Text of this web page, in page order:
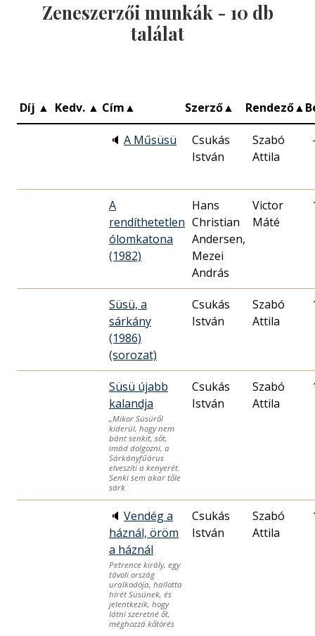
Zeneszerzői munkák - 10 db
találat
Díj ▲ Kedv. ▲ Cím▲ Szerző▲ Rendező▲
🔈 A Műsüsü
Csukás
István
Szabó
Attila
A
rendíthetetlen
ólomkatona
(1982)
Hans
Christian
Andersen,
Mezei
András
Victor
Máté
Süsü, a
sárkány
(1986)
(sorozat)
Csukás
István
Szabó
Attila
Süsü újabb
kalandja
„Mikor Süsüről
kiderül, hogy nem
bánt senkit, sőt,
imád dolgozni, a
Sárkányfűárus
elveszíti a kenyerét.
Senki sem akar tőle
sárk
Csukás
István
Szabó
Attila
🔈 Vendég a
háznál, öröm
a háznál
Petrence király, egy
távoli ország
uralkodója, hallotta
hírét Süsünek, és
jelentkezik, hogy
látni szeretné őt,
méghozzá kőtörés
Csukás
István
Szabó
Attila